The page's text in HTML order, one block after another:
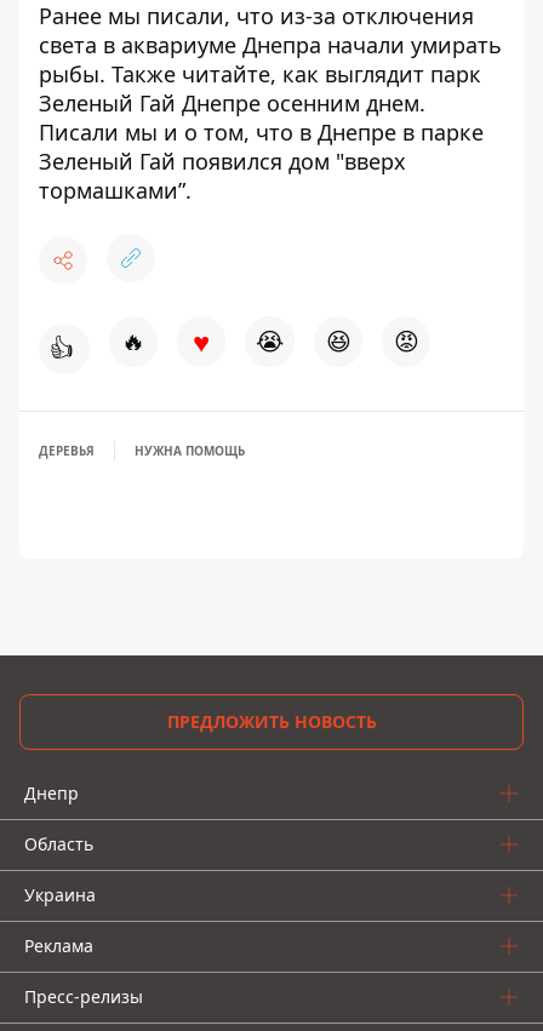
Ранее мы писали, что из-за отключения
света в аквариуме Днепра начали умирать
рыбы. Также читайте, как выглядит парк
Зеленый Гай Днепре осенним днем.
Писали мы и о том, что в Днепре в парке
Зеленый Гай появился дом "вверх
тормашками”.
👍 🔥 ♥ 😭 😆 😡
ДЕРЕВЬЯ НУЖНА ПОМОЩЬ
ПРЕДЛОЖИТЬ НОВОСТЬ
Днепр
Область
Украина
Реклама
Пресс-релизы